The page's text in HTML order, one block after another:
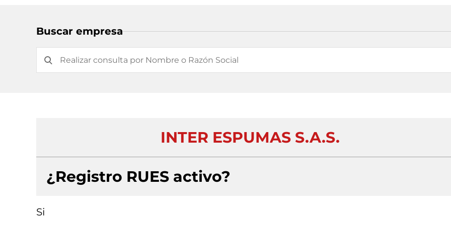
Buscar empresa
INTER ESPUMAS S.A.S.
¿Registro RUES activo?
Si